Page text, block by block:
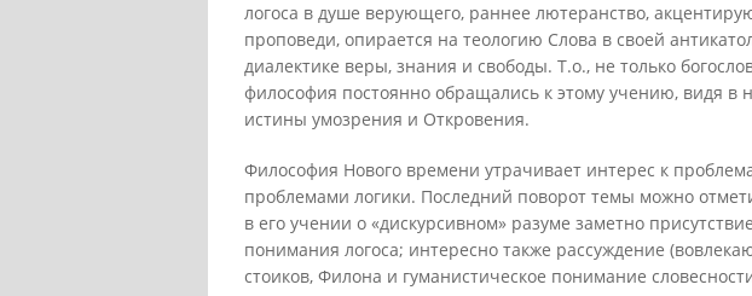
логоса в душе верующего, раннее лютеранство,
проповеди, опирается на теологию Слова в своей
диалектике веры, знания и свободы. Т.о., не только
философия постоянно обращались к этому учению, видя в
истины умозрения и Откровения.
Философия Нового времени утрачивает интерес к
проблемами логики. Последний поворот темы можно
в его учении о «дискурсивном» разуме заметно
понимания логоса; интересно также рассуждение
стоиков, Филона и гуманистическое понимание